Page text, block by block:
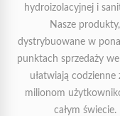
hydroizolacyjnej i
Nasze produkty,
dystrybuowane w
punktach sprzedaży
ułatwiają codzienne
milionom
całym świecie.